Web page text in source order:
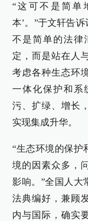
“这可不是简单
本’。”于文轩告
不是简单的法律
定，而是站在人
考虑各种生态环
一体化保护和系
污、扩绿、增长
实现集成升华。
“生态环境的保护
境的因素众多，
影响。”全国人大
法典编好，兼顾
内与国际，确实